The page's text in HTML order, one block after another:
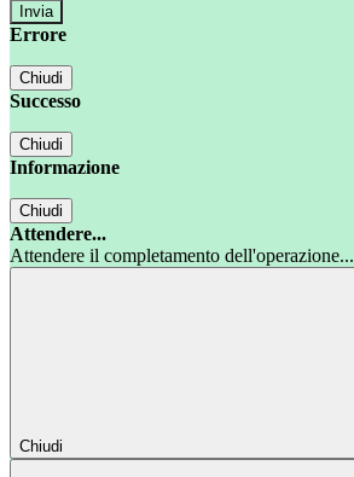
Errore
Chiudi
Successo
Chiudi
Informazione
Chiudi
Attendere...
Attendere il completamento dell'operazione...
Chiudi